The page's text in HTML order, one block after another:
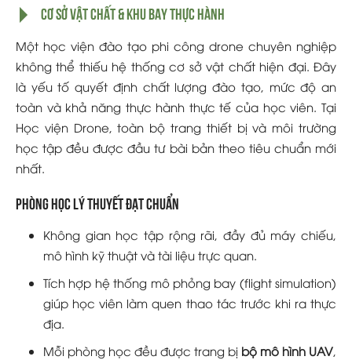
Cơ sở vật chất & khu bay thực hành
Một học viện đào tạo phi công drone chuyên nghiệp
không thể thiếu hệ thống cơ sở vật chất hiện đại. Đây
là yếu tố quyết định chất lượng đào tạo, mức độ an
toàn và khả năng thực hành thực tế của học viên. Tại
Học viện Drone, toàn bộ trang thiết bị và môi trường
học tập đều được đầu tư bài bản theo tiêu chuẩn mới
nhất.
Phòng học lý thuyết đạt chuẩn
Không gian học tập rộng rãi, đầy đủ máy chiếu,
mô hình kỹ thuật và tài liệu trực quan.
Tích hợp hệ thống mô phỏng bay (flight simulation)
giúp học viên làm quen thao tác trước khi ra thực
địa.
Mỗi phòng học đều được trang bị bộ mô hình UAV,